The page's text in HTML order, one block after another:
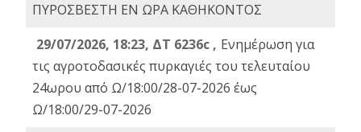
ΠΥΡΟΣΒΕΣΤΗ ΕΝ ΩΡΑ ΚΑΘΗΚΟΝΤΟΣ
29/07/2026, 18:23, ΔΤ 6236c , Ενημέρωση για
τις αγροτοδασικές πυρκαγιές του τελευταίου
24ωρου από Ω/18:00/28-07-2026 έως
Ω/18:00/29-07-2026